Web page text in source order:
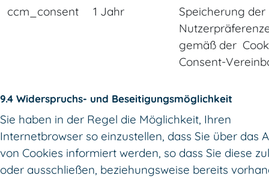
ccm_consent 1 Jahr
Speicherung der
gemäß der
Consent-
9.4 Widerspruchs- und Beseitigungsmöglichkeit
Sie haben in der Regel die Möglichkeit, Ihren
Internetbrowser so einzustellen, dass Sie über das
von Cookies informiert werden, so dass Sie diese
oder ausschließen, beziehungsweise bereits